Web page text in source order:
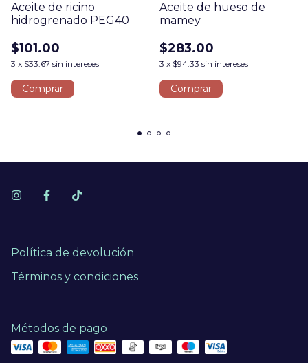
Aceite de ricino
hidrogrenado PEG40
$101.00
3 x $33.67 sin intereses
Comprar
Aceite de hueso de
mamey
$283.00
3 x $94.33 sin intereses
Comprar
Política de devolución
Términos y condiciones
Métodos de pago